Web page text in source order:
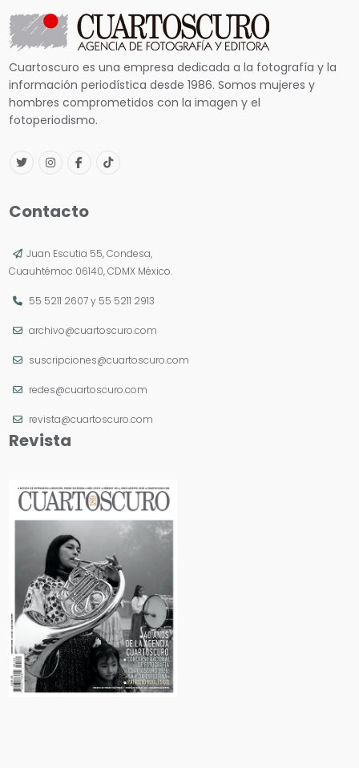
Cuartoscuro es una empresa dedicada a la fotografía y la
información periodística desde 1986. Somos mujeres y
hombres comprometidos con la imagen y el
fotoperiodismo.
Contacto
Juan Escutia 55, Condesa,
Cuauhtémoc 06140, CDMX México.
55 5211 2607y 55 5211 2913
archivo@cuartoscuro.com
suscripciones@cuartoscuro.com
redes@cuartoscuro.com
revista@cuartoscuro.com
Revista